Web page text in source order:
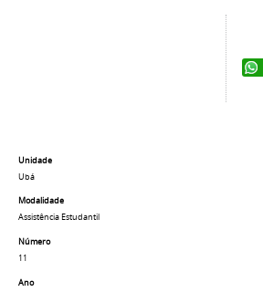
Unidade
Ubá
Modalidade
Assistência Estudantil
Número
11
Ano